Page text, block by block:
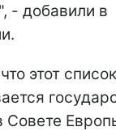
- добавили в
этот
Совете